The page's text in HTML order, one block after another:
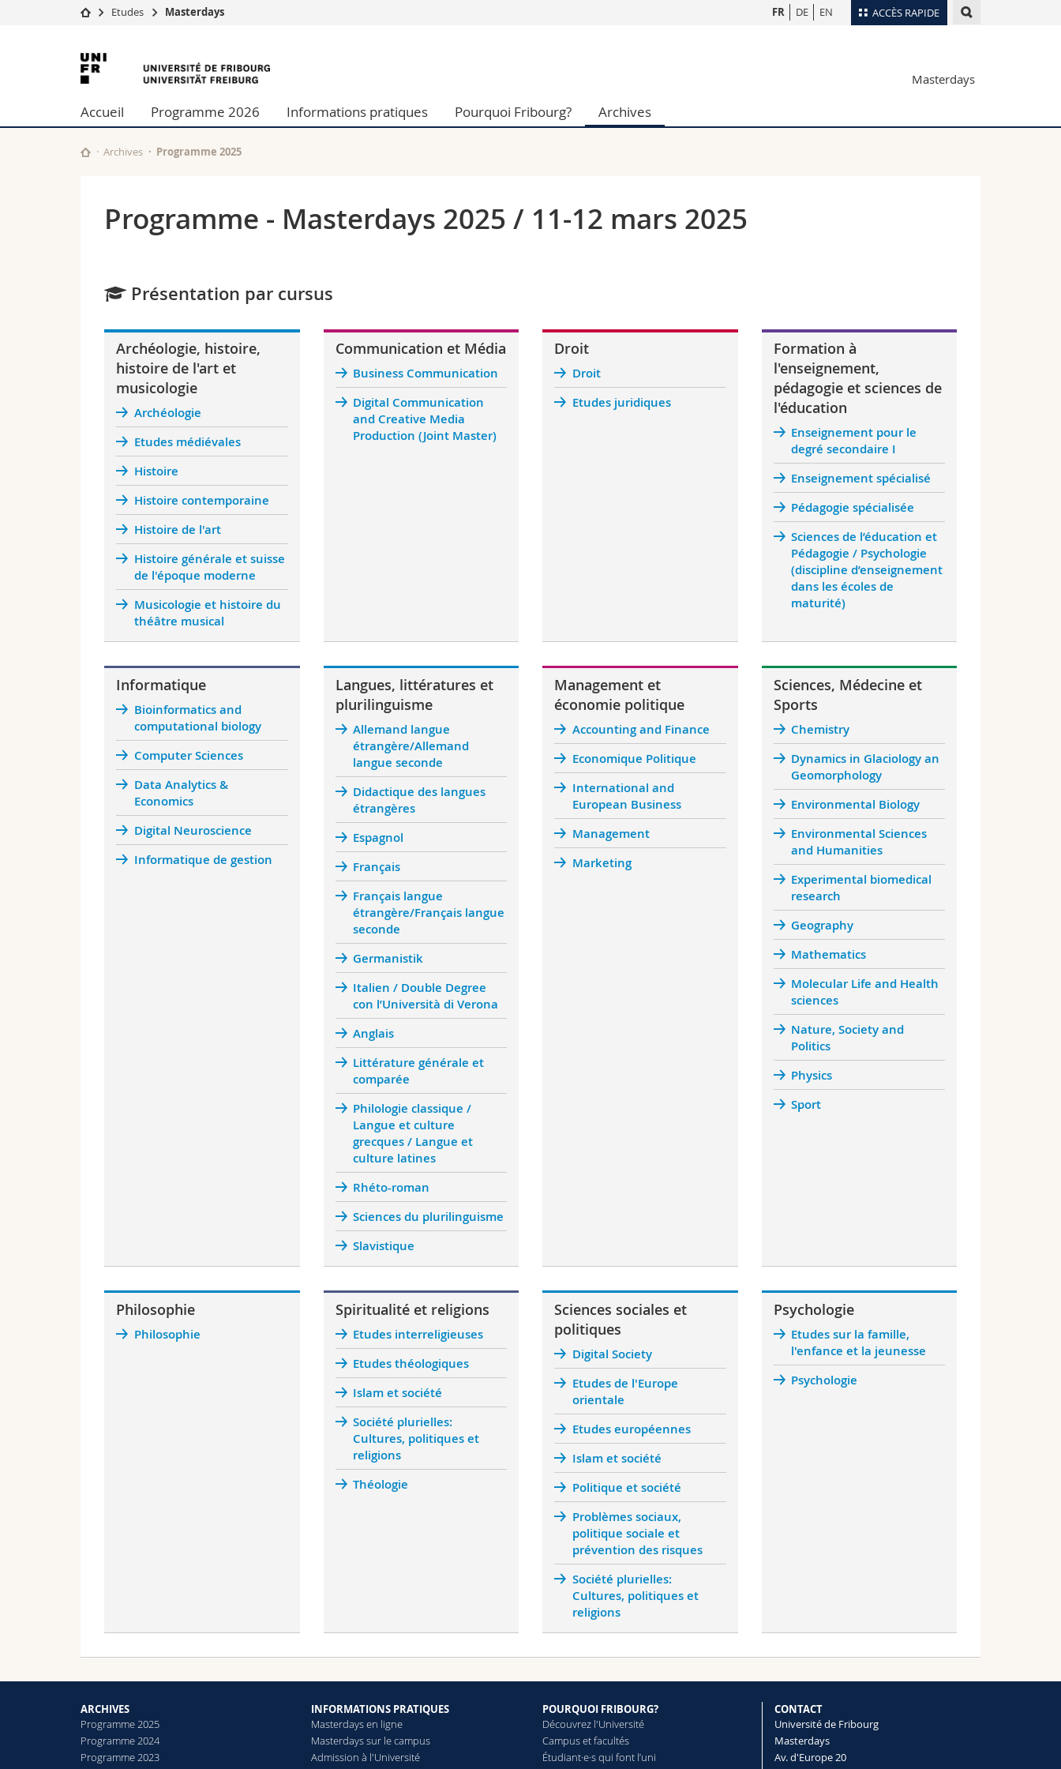
ACCÈS RAPIDE
Université
Recherche
Université
Formation continue
Sciences économiques et sociales et management
Lettres et sciences humaines
Médias
Chercheurs
Webmail
FR DE EN
Etudes Masterdays
Université
de
Fribourg
Masterdays
Accueil Programme 2026 Informations pratiques Pourquoi Fribourg? Archives
Archives Programme 2025
Programme - Masterdays 2025 / 11-12 mars 2025
Présentation par cursus
Archéologie, histoire,
histoire de l'art et
musicologie
Archéologie
Etudes médiévales
Histoire
Histoire contemporaine
Histoire de l'art
Histoire générale et suisse
de l'époque moderne
Musicologie et histoire du
théâtre musical
Communication et Média
Business Communication
Digital Communication
and Creative Media
Production (Joint Master)
Droit
Droit
Etudes juridiques
Formation à
l'enseignement,
pédagogie et sciences de
l'éducation
Enseignement pour le
degré secondaire I
Enseignement spécialisé
Pédagogie spécialisée
Sciences de l’éducation et
Pédagogie / Psychologie
(discipline d’enseignement
dans les écoles de
maturité)
Informatique
Bioinformatics and
computational biology
Computer Sciences
Data Analytics &
Economics
Digital Neuroscience
Informatique de gestion
Langues, littératures et
plurilinguisme
Allemand langue
étrangère/Allemand
langue seconde
Didactique des langues
étrangères
Espagnol
Français
Français langue
étrangère/Français langue
seconde
Germanistik
Italien / Double Degree
con l’Università di Verona
Anglais
Littérature générale et
comparée
Philologie classique /
Langue et culture
grecques / Langue et
culture latines
Rhéto-roman
Sciences du plurilinguisme
Slavistique
Management et
économie politique
Accounting and Finance
Economique Politique
International and
European Business
Management
Marketing
Sciences, Médecine et
Sports
Chemistry
Dynamics in Glaciology an
Geomorphology
Environmental Biology
Environmental Sciences
and Humanities
Experimental biomedical
research
Geography
Mathematics
Molecular Life and Health
sciences
Nature, Society and
Politics
Physics
Sport
Philosophie
Philosophie
Spiritualité et religions
Etudes interreligieuses
Etudes théologiques
Islam et société
Société plurielles:
Cultures, politiques et
religions
Théologie
Sciences sociales et
politiques
Digital Society
Etudes de l'Europe
orientale
Etudes européennes
Islam et société
Politique et société
Problèmes sociaux,
politique sociale et
prévention des risques
Société plurielles:
Cultures, politiques et
religions
Psychologie
Etudes sur la famille,
l'enfance et la jeunesse
Psychologie
ARCHIVES
Programme 2025
Programme 2024
Programme 2023
INFORMATIONS PRATIQUES
Masterdays en ligne
Masterdays sur le campus
Admission à l'Université
POURQUOI FRIBOURG?
Découvrez l'Université
Campus et facultés
Étudiant·e·s qui font l’uni
CONTACT
Université de Fribourg
Masterdays
Av. d'Europe 20